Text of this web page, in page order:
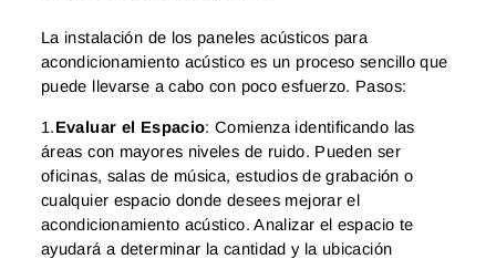
La instalación de los paneles acústicos para
acondicionamiento acústico es un proceso sencillo que
puede llevarse a cabo con poco esfuerzo. Pasos:
1.Evaluar el Espacio: Comienza identificando las
áreas con mayores niveles de ruido. Pueden ser
oficinas, salas de música, estudios de grabación o
cualquier espacio donde desees mejorar el
acondicionamiento acústico. Analizar el espacio te
ayudará a determinar la cantidad y la ubicación